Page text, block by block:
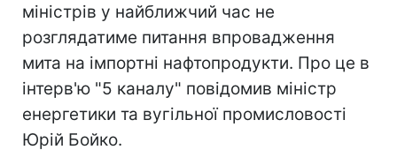
міністрів у найближчий час не
розглядатиме питання впровадження
мита на імпортні нафтопродукти. Про це в
інтерв'ю "5 каналу" повідомив міністр
енергетики та вугільної промисловості
Юрій Бойко.